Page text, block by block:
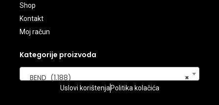
Shop
Kontakt
Moj račun
Kategorije proizvoda
×
BEND (1.188)
Uslovi korištenja Politika kolačića